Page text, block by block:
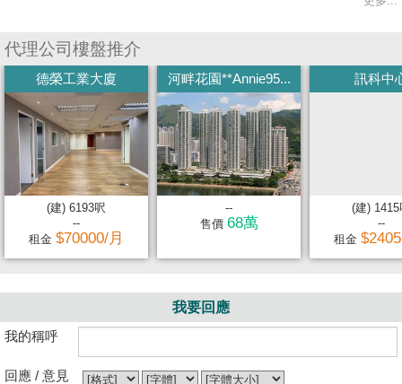
代理公司樓盤推介
德榮工業大廈
(建) 6193呎
--
租金 $70000/月
河畔花園**Annie95...
--
售價 68萬
訊科中
(建) 1415
--
租金
我要回應
我的稱呼
回應 / 意見